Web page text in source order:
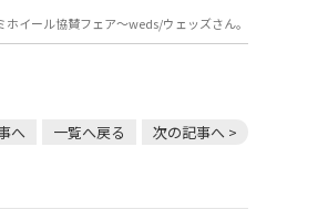
ホイール協賛フェア〜weds/ウェッズさん。
へ 一覧へ戻る 次の記事へ >